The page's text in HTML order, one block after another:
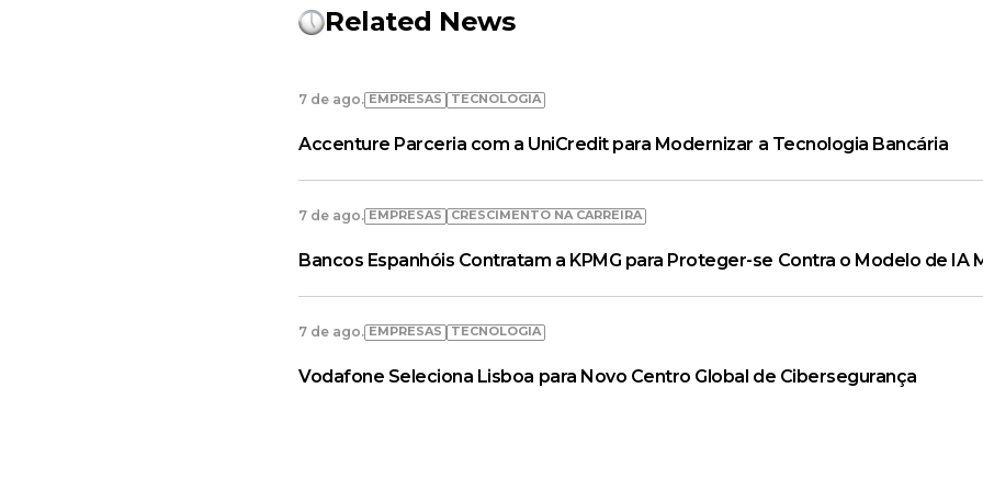
Related News
7 de ago. EMPRESAS TECNOLOGIA
Accenture Parceria com a UniCredit para Modernizar a Tecnologia Bancária
7 de ago. EMPRESAS CRESCIMENTO NA CARREIRA
Bancos Espanhóis Contratam a KPMG para Proteger-se Contra o Modelo de IA
7 de ago. EMPRESAS TECNOLOGIA
Vodafone Seleciona Lisboa para Novo Centro Global de Cibersegurança